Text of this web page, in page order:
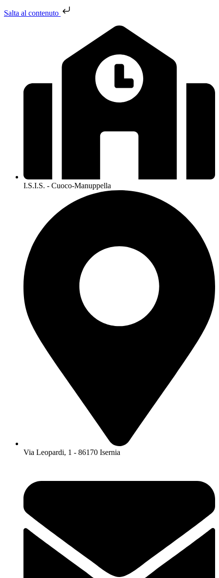
Salta al contenuto
I.S.I.S. - Cuoco-Manuppella
Via Leopardi, 1 - 86170 Isernia